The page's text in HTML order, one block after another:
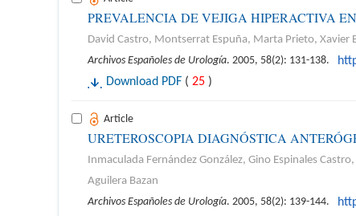
PREVALENCIA DE VEJIGA HIPERACTIVA
David Castro, Montserrat Espuña, Marta Prieto, Xavier
Archivos Españoles de Urología. 2005, 58(2): 131-138.
Download PDF ( 25 )
Article
URETEROSCOPIA DIAGNÓSTICA
Inmaculada Fernández González, Gino Espinales
Aguilera Bazan
Archivos Españoles de Urología. 2005, 58(2): 139-144.